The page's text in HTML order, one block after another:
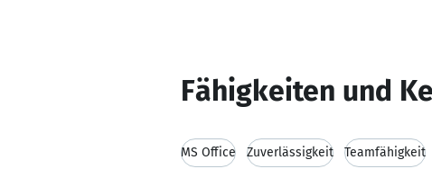
Fähigkeiten und
MS Office Zuverlässigkeit Teamfähigkeit